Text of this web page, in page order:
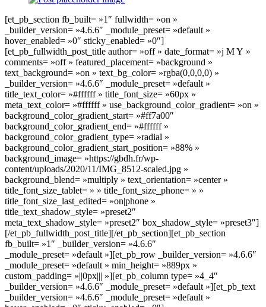
[et_pb_section fb_built= »1″ fullwidth= »on »
_builder_version= »4.6.6″ _module_preset= »default »
hover_enabled= »0″ sticky_enabled= »0″]
[et_pb_fullwidth_post_title author= »off » date_format= »j M Y »
comments= »off » featured_placement= »background »
text_background= »on » text_bg_color= »rgba(0,0,0,0) »
_builder_version= »4.6.6″ _module_preset= »default »
title_text_color= »#ffffff » title_font_size= »60px »
meta_text_color= »#ffffff » use_background_color_gradient= »on »
background_color_gradient_start= »#ff7a00″
background_color_gradient_end= »#ffffff »
background_color_gradient_type= »radial »
background_color_gradient_start_position= »88% »
background_image= »https://gbdh.fr/wp-
content/uploads/2020/11/IMG_8512-scaled.jpg »
background_blend= »multiply » text_orientation= »center »
title_font_size_tablet= » » title_font_size_phone= » »
title_font_size_last_edited= »on|phone »
title_text_shadow_style= »preset2″
meta_text_shadow_style= »preset2″ box_shadow_style= »preset3″]
[/et_pb_fullwidth_post_title][/et_pb_section][et_pb_section
fb_built= »1″ _builder_version= »4.6.6″
_module_preset= »default »][et_pb_row _builder_version= »4.6.6″
_module_preset= »default » min_height= »889px »
custom_padding= »||0px||| »][et_pb_column type= »4_4″
_builder_version= »4.6.6″ _module_preset= »default »][et_pb_text
_builder_version= »4.6.6″ _module_preset= »default »